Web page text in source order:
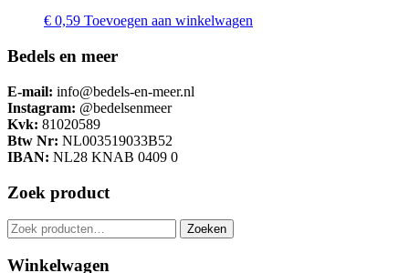
€ 0,59 Toevoegen aan winkelwagen
Bedels en meer
E-mail: info@bedels-en-meer.nl
Instagram: @bedelsenmeer
Kvk: 81020589
Btw Nr: NL003519033B52
IBAN: NL28 KNAB 0409 0
Zoek product
Zoeken
naar:
Zoeken
Winkelwagen